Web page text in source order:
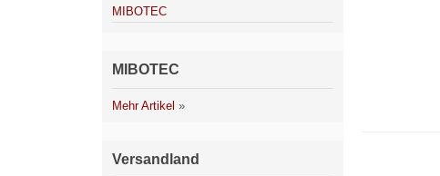
MIBOTEC
MIBOTEC
Mehr Artikel »
Versandland